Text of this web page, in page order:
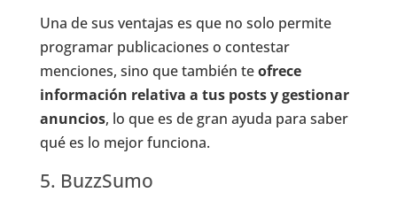
Una de sus ventajas es que no solo permite
programar publicaciones o contestar
menciones, sino que también teofrece
información relativa a tus posts ygestionar
anuncios, lo que es de gran ayuda para saber
qué es lo mejor funciona.
5. BuzzSumo